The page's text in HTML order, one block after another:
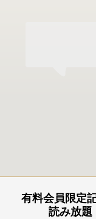
有料会員限定
読み放題